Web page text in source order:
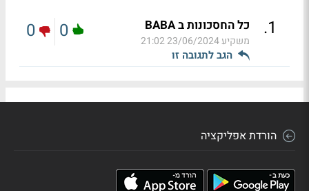
1
. כל החסכונות ב BABA
משקיע23/06/2024 21:02
הגב לתגובה זו
0
0
הורדת אפליקציה